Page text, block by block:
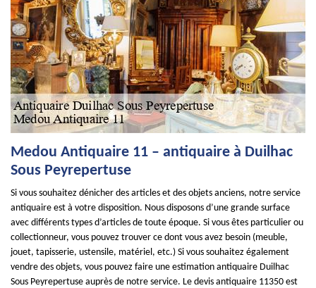
Medou Antiquaire 11 – antiquaire à Duilhac
Sous Peyrepertuse
Si vous souhaitez dénicher des articles et des objets anciens, notre service
antiquaire est à votre disposition. Nous disposons d’une grande surface
avec différents types d’articles de toute époque. Si vous êtes particulier ou
collectionneur, vous pouvez trouver ce dont vous avez besoin (meuble,
jouet, tapisserie, ustensile, matériel, etc.) Si vous souhaitez également
vendre des objets, vous pouvez faire une estimation antiquaire Duilhac
Sous Peyrepertuse auprès de notre service. Le devis antiquaire 11350 est